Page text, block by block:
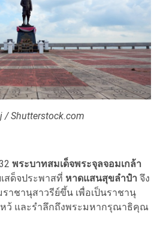
/ Shutterstock.com
พระบาทสมเด็จพระจุลจอมเกล้า
เสด็จประพาสที่ หาดแสนสุขลำปำ จึง
าชานุสาวรีย์ขึ้น เพื่อเป็นราชานุ
ว้ และรำลึกถึงพระมหากรุณาธิคุณ